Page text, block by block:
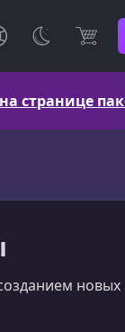
на странице
новых